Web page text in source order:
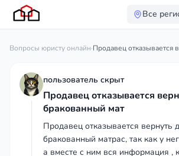
Все
Вопросы юристу онлайн·
пользователь скрыт
Продавец отказывается
бракованный мат
Продавец отказывается вернуть
бракованный матрас, так как у
а вместе с ним вся информация ,